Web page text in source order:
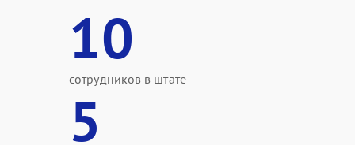
10
сотрудников в штате
5